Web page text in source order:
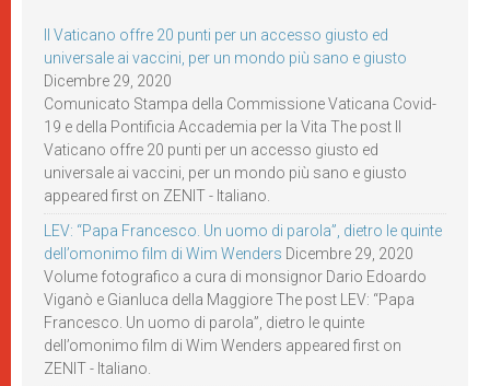
Il Vaticano offre 20 punti per un accesso giusto ed
universale ai vaccini, per un mondo più sano e giusto
Dicembre 29, 2020
Comunicato Stampa della Commissione Vaticana Covid-
19 e della Pontificia Accademia per la Vita The post Il
Vaticano offre 20 punti per un accesso giusto ed
universale ai vaccini, per un mondo più sano e giusto
appeared first on ZENIT - Italiano.
LEV: “Papa Francesco. Un uomo di parola”, dietro le quinte
dell’omonimo film di Wim Wenders Dicembre 29, 2020
Volume fotografico a cura di monsignor Dario Edoardo
Viganò e Gianluca della Maggiore The post LEV: “Papa
Francesco. Un uomo di parola”, dietro le quinte
dell’omonimo film di Wim Wenders appeared first on
ZENIT - Italiano.